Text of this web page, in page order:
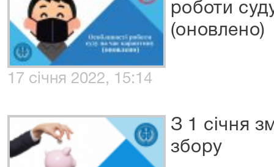
роботи
(оновлено)
17 січня 2022, 15:14
З 1 січня
збору